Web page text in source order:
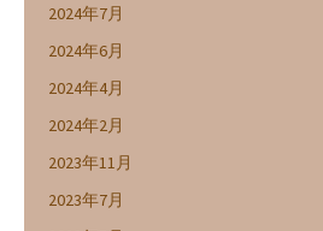
2024年7月
2024年6月
2024年4月
2024年2月
2023年11月
2023年7月